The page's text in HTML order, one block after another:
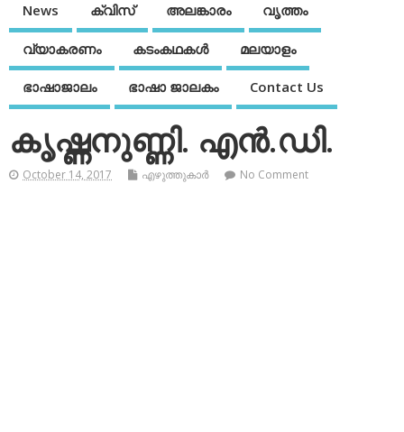
News ക്വിസ് അലങ്കാരം വൃത്തം
വ്യാകരണം കടംകഥകള്‍ മലയാളം
ഭാഷാജാലം ഭാഷാ ജാലകം Contact Us
കൃഷ്ണനുണ്ണി. എന്‍.ഡി.
October 14, 2017 എഴുത്തുകാര്‍ No Comment